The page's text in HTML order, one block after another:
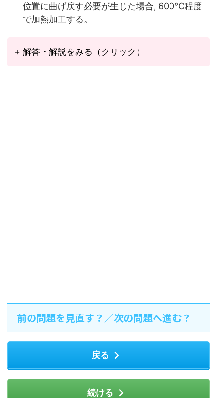
位置に曲げ戻す必要が生じた場合, 600°C程度
で加熱加工する。
+ 解答・解説をみる（クリック）
前の問題を見直す？／次の問題へ進む？
戻る
続ける